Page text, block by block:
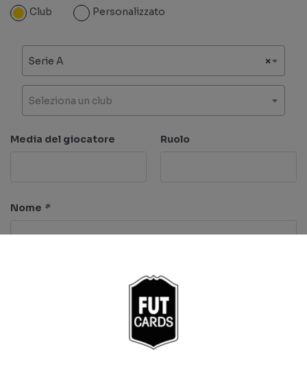
Club
Personalizzato
×
Serie A
Seleziona un club
Media del giocatore Ruolo
Nome *